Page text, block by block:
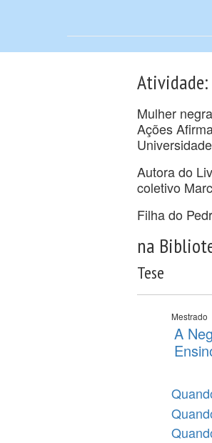
Atividade:
Mulher
Ações
Autora do
coletivo
Filha do
na
Tese
Mestrado
A